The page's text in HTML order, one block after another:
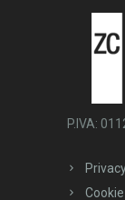
P.IVA: